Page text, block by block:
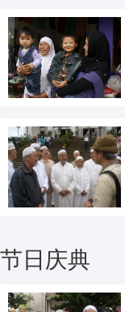
节日庆典